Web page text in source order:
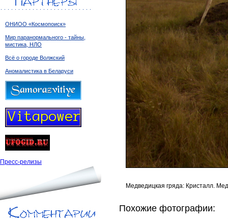
ОНИОО «Космопоиск»
Мир паранормального - тайны,
мистика, НЛО
Всё о городе Волжский
Аномалистика в Беларуси
Пресс-релизы
Медведицкая гряда: Кристалл.
Похожие фотографии: